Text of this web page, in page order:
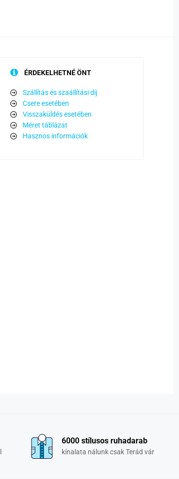
ÉRDEKELHETNÉ ÖNT
Szállítás és szaállítási díj
Csere esetében
Visszaküldés esetében
Méret táblázat
Hasznos információk
6000 stílusos ruhadarab
kínalata nálunk csak Terád vár